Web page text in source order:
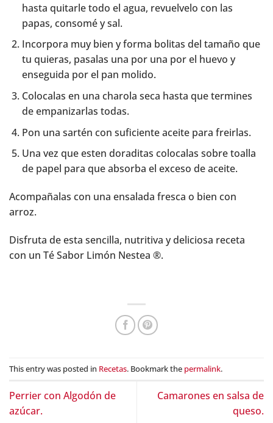
hasta quitarle todo el agua, revuelvelo con las
papas, consomé y sal.
Incorpora muy bien y forma bolitas del tamaño que
tu quieras, pasalas una por una por el huevo y
enseguida por el pan molido.
Colocalas en una charola seca hasta que termines
de empanizarlas todas.
Pon una sartén con suficiente aceite para freirlas.
Una vez que esten doraditas colocalas sobre toalla
de papel para que absorba el exceso de aceite.
Acompañalas con una ensalada fresca o bien con
arroz.
Disfruta de esta sencilla, nutritiva y deliciosa receta
con un Té Sabor Limón Nestea ®.
This entry was posted in Recetas. Bookmark the permalink.
Perrier con Algodón de
azúcar.
Camarones en salsa de
queso.